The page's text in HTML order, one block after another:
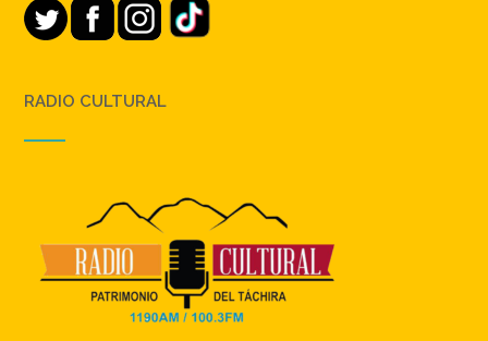
RADIO CULTURAL